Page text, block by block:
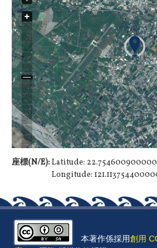
座標(N/E):Latitude: 22.754600900000
Longitude:
本著作係採用創用